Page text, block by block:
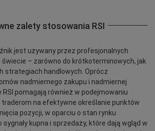
zalety stosowania RSI
jest używany przez profesjonalnych
świecie – zarówno do krótkoterminowych, jak
strategiach handlowych. Oprócz
nadmiernego zakupu i nadmiernej
RSI pomagają również w podejmowaniu
traderom na efektywne określanie punktów
pozycji, w oparciu o stan rynku
kupna i sprzedaży, które dają wgląd w